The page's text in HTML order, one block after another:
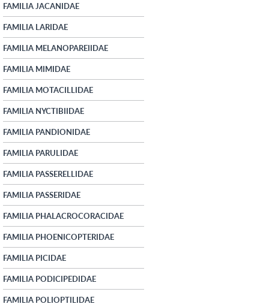
FAMILIA JACANIDAE
FAMILIA LARIDAE
FAMILIA MELANOPAREIIDAE
FAMILIA MIMIDAE
FAMILIA MOTACILLIDAE
FAMILIA NYCTIBIIDAE
FAMILIA PANDIONIDAE
FAMILIA PARULIDAE
FAMILIA PASSERELLIDAE
FAMILIA PASSERIDAE
FAMILIA PHALACROCORACIDAE
FAMILIA PHOENICOPTERIDAE
FAMILIA PICIDAE
FAMILIA PODICIPEDIDAE
FAMILIA POLIOPTILIDAE